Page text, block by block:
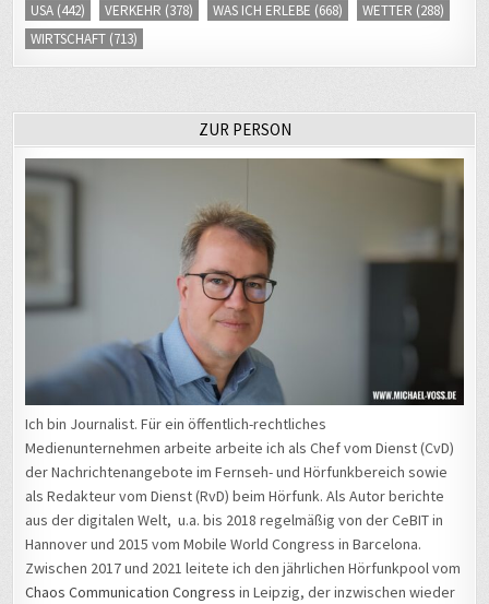
USA (442) VERKEHR (378) WAS ICH ERLEBE (668) WETTER (288)
WIRTSCHAFT (713)
ZUR PERSON
Ich bin Journalist. Für ein öffentlich-rechtliches
Medienunternehmen arbeite arbeite ich als Chef vom Dienst (CvD)
der Nachrichtenangebote im Fernseh- und Hörfunkbereich sowie
als Redakteur vom Dienst (RvD) beim Hörfunk. Als Autor berichte
aus der digitalen Welt, u.a. bis 2018 regelmäßig von der CeBIT in
Hannover und 2015 vom Mobile World Congress in Barcelona.
Zwischen 2017 und 2021 leitete ich den jährlichen Hörfunkpool vom
Chaos Communication Congress in Leipzig, der inzwischen wieder